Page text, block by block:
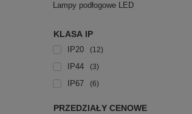
Lampy podłogowe LED
KLASA IP
IP20 12
IP44 3
IP67 6
PRZEDZIAŁY CENOWE